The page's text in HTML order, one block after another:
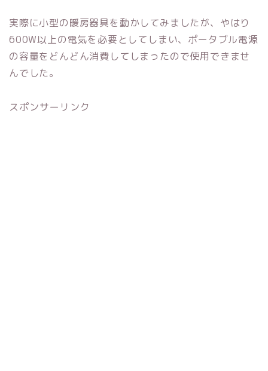
実際に小型の暖房器具を動かしてみましたが、やはり
600W以上の電気を必要としてしまい、ポータブル電源
の容量をどんどん消費してしまったので使用できませ
んでした。
スポンサーリンク